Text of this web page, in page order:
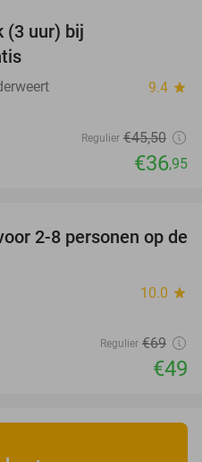
(3 uur) bij
9.4 star
Regulier €45,50
€36,95
29%
2-8 personen op de
10.0 star
Regulier €69
€49